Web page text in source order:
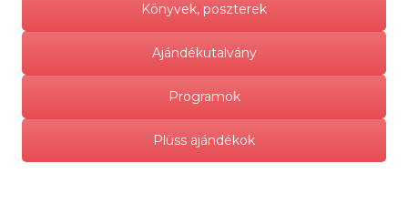
Könyvek, poszterek
Ajándékutalvány
Programok
Plüss ajándékok